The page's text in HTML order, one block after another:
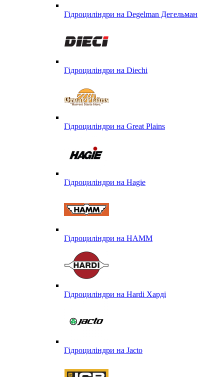
Гідроциліндри на Degelman Дегельман
Гідроциліндри на Diechi
Гідроциліндри на Great Plains
Гідроциліндри на Hagie
Гідроциліндри на HAMM
Гідроциліндри на Hardi Харді
Гідроциліндри на Jacto